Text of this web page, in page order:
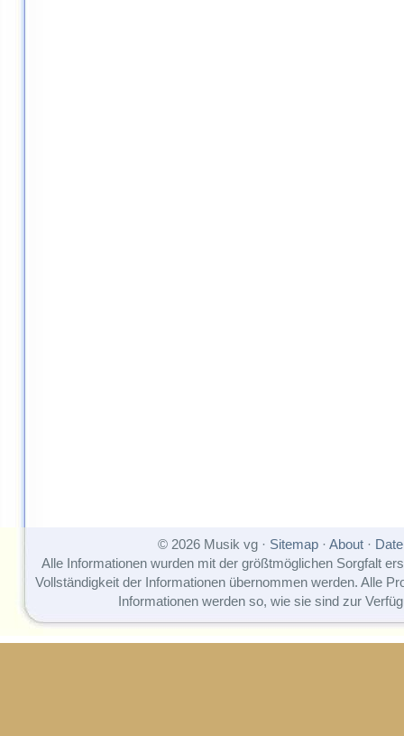
© 2026 Musik vg · Sitemap· About·
Alle Informationen wurden mit der größtmöglichen Sorgfalt
Vollständigkeit der Informationen übernommen werden. Alle
Informationen werden so, wie sie sind zur